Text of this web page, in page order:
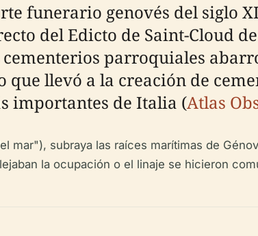
funerario genovés del siglo
del Edicto de Saint-Cloud
parroquiales
que llevó a la creación de
importantes de Italia (Atlas
mar"), subraya las raíces marítimas de
la ocupación o el linaje se hicieron